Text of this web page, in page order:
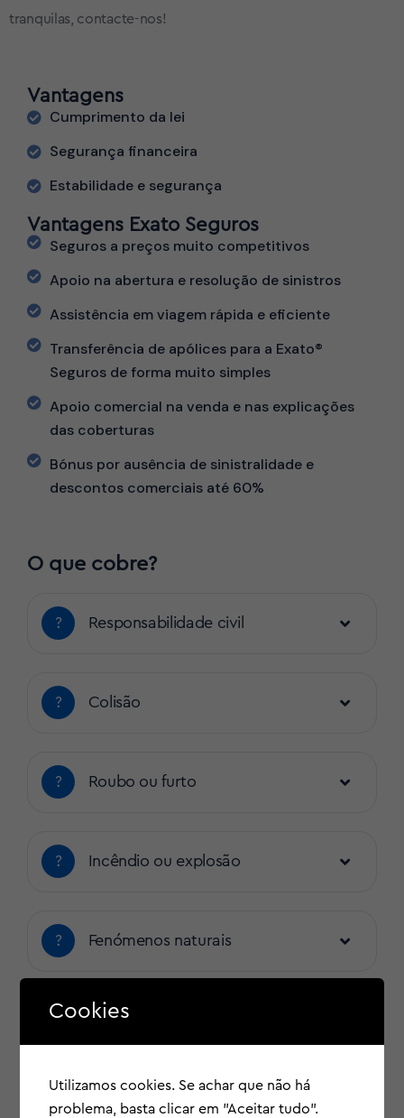
tranquilas, contacte-nos!
Vantagens
Cumprimento da lei
Segurança financeira
Estabilidade e segurança
Vantagens Exato Seguros
Seguros a preços muito competitivos
Apoio na abertura e resolução de sinistros
Assistência em viagem rápida e eficiente
Transferência de apólices para a Exato®
Seguros de forma muito simples
Apoio comercial na venda e nas explicações
das coberturas
Bónus por ausência de sinistralidade e
descontos comerciais até 60%
O que cobre?
? Responsabilidade civil
? Colisão
? Roubo ou furto
? Incêndio ou explosão
? Fenómenos naturais
? Danos a vidros
Danos corporais ao motorista e
Cookies
Utilizamos cookies. Se achar que não há
problema, basta clicar em "Aceitar tudo".